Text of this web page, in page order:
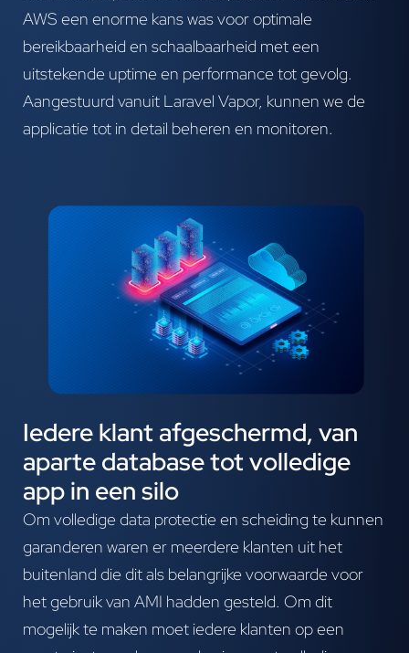
AWS een enorme kans was voor optimale
bereikbaarheid en schaalbaarheid met een
uitstekende uptime en performance tot gevolg.
Aangestuurd vanuit Laravel Vapor, kunnen we de
applicatie tot in detail beheren en monitoren.
Iedere klant afgeschermd, van
aparte database tot volledige
app in een silo
Om volledige data protectie en scheiding te kunnen
garanderen waren er meerdere klanten uit het
buitenland die dit als belangrijke voorwaarde voor
het gebruik van AMI hadden gesteld. Om dit
mogelijk te maken moet iedere klanten op een